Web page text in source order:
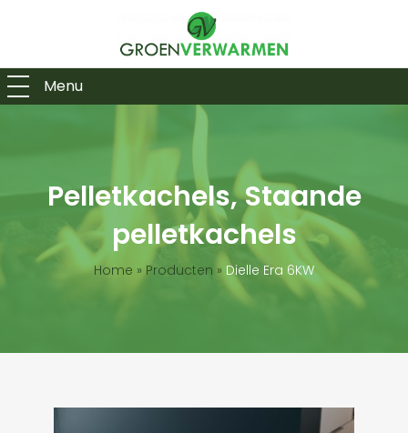
Menu
Pelletkachels, Staande
pelletkachels
Home » Producten » Dielle Era 6KW